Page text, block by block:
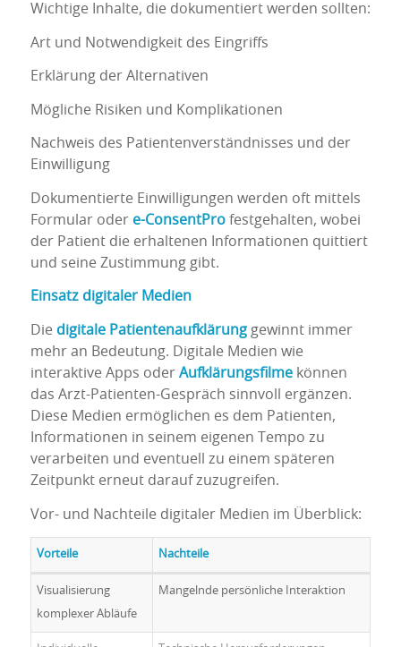
Wichtige Inhalte, die dokumentiert werden sollten:
Art und Notwendigkeit des Eingriffs
Erklärung der Alternativen
Mögliche Risiken und Komplikationen
Nachweis des Patientenverständnisses und der
Einwilligung
Dokumentierte Einwilligungen werden oft mittels
Formular oder e-ConsentProfestgehalten, wobei
der Patient die erhaltenen Informationen quittiert
und seine Zustimmung gibt.
Einsatz digitaler Medien
Die digitale Patientenaufklärunggewinnt immer
mehr an Bedeutung. Digitale Medien wie
interaktive Apps oder Aufklärungsfilmekönnen
das Arzt-Patienten-Gespräch sinnvoll ergänzen.
Diese Medien ermöglichen es dem Patienten,
Informationen in seinem eigenen Tempo zu
verarbeiten und eventuell zu einem späteren
Zeitpunkt erneut darauf zuzugreifen.
Vor- und Nachteile digitaler Medien im Überblick:
Vorteile Nachteile
Visualisierung
komplexer Abläufe
Mangelnde persönliche Interaktion